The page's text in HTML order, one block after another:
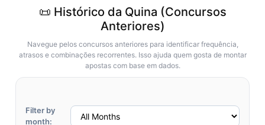
📜 Histórico da Quina (Concursos
Anteriores)
Navegue pelos concursos anteriores para identificar frequência,
atrasos e combinações recorrentes. Isso ajuda quem gosta de montar
apostas com base em dados.
Filter by
month: